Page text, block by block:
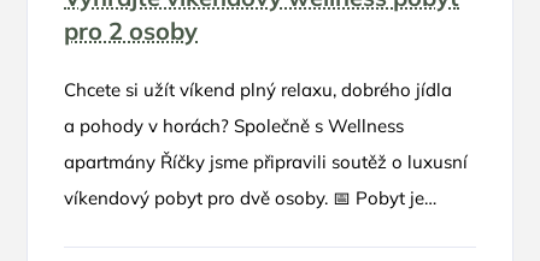
pro 2 osoby
Chcete si užít víkend plný relaxu, dobrého jídla
a pohody v horách? Společně s Wellness
apartmány Říčky jsme připravili soutěž o luxusní
víkendový pobyt pro dvě osoby. 📅 Pobyt je